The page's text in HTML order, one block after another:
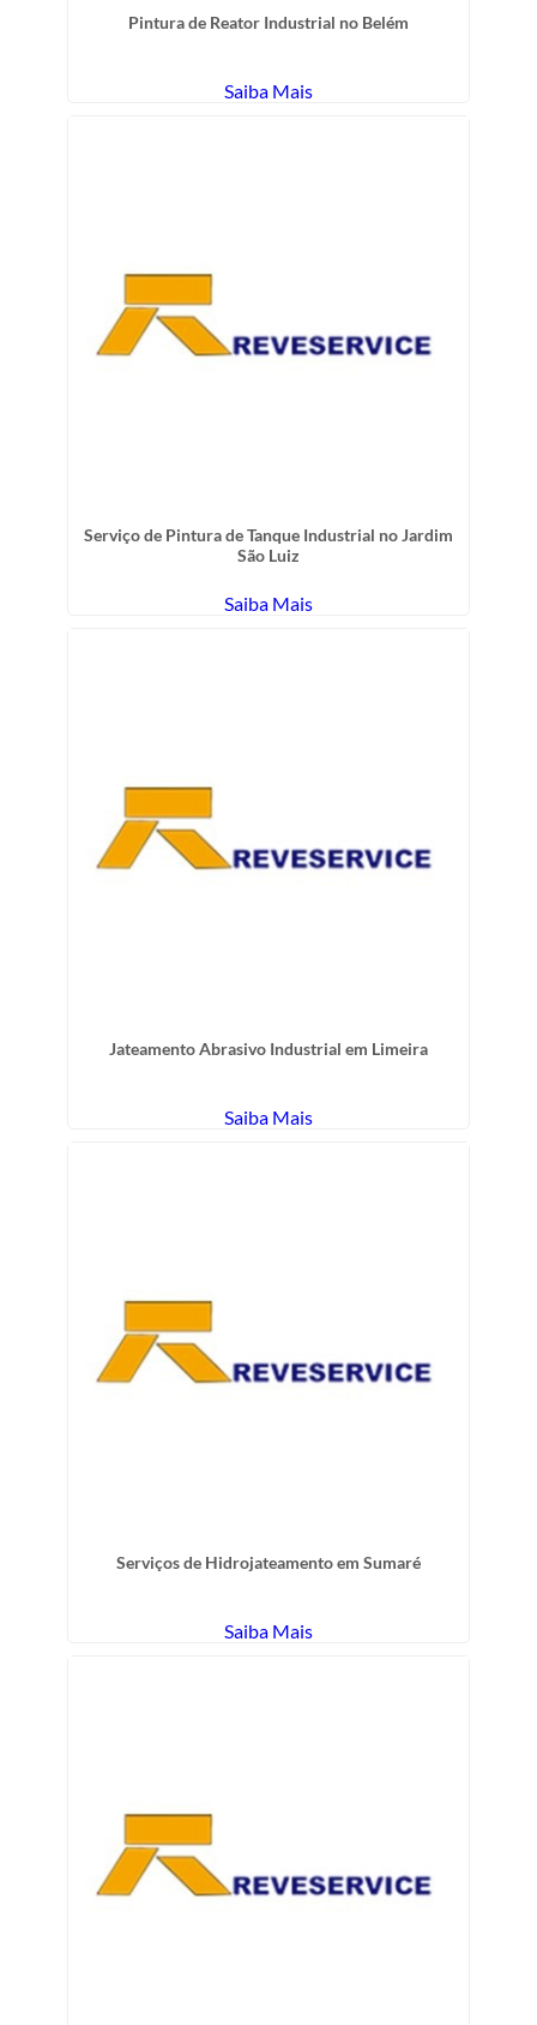
Pintura de Reator Industrial no Belém
Saiba Mais
Serviço de Pintura de Tanque Industrial no Jardim
São Luiz
Saiba Mais
Jateamento Abrasivo Industrial em Limeira
Saiba Mais
Serviços de Hidrojateamento em Sumaré
Saiba Mais